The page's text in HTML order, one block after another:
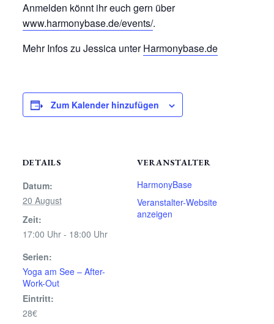
Anmelden könnt ihr euch gern über
www.harmonybase.de/events/.
Mehr Infos zu Jessica unterHarmonybase.de
Zum Kalender hinzufügen
DETAILS
Datum:
20 August
Zeit:
17:00 Uhr - 18:00 Uhr
Serien:
Yoga am See – After-
Work-Out
Eintritt:
28€
VERANSTALTER
HarmonyBase
Veranstalter-Website
anzeigen